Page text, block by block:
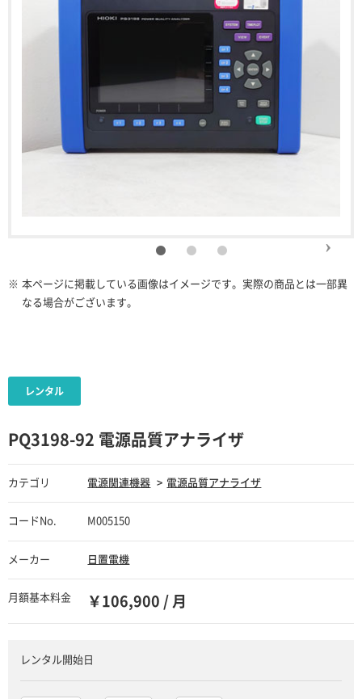
※ 本ページに掲載している画像はイメージです。実際の商品とは一部異
なる場合がございます。
PQ3198-92 電源品質アナライザ
カテゴリ 電源関連機器 電源品質アナライザ
コードNo. M005150
メーカー 日置電機
月額基本料金 ￥106,900 / 月
レンタル開始日